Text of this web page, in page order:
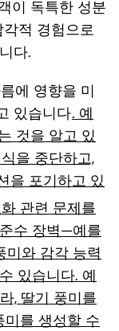
이 독특한 성분
적 경험으로
다.
에 영향을 미
있습니다. 예
것을 알고 있
을 중단하고,
을 포기하고 있
관련 문제를
수 장벽—예를
와 감각 능력
있습니다. 예
, 딸기 풍미를
를 생성할 수